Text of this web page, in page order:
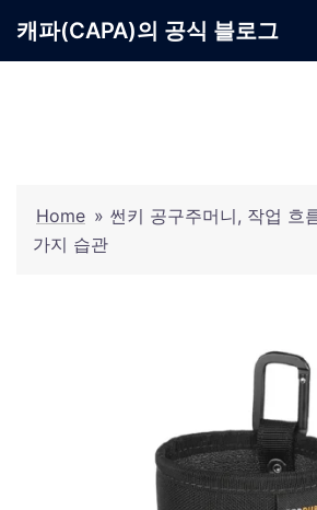
캐파(CAPA)의 공식 블로그
Home » 썬키 공구주머니, 작업 흐
가지 습관